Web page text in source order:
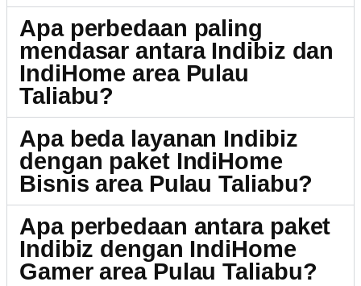
Apa perbedaan paling
mendasar antara Indibiz dan
IndiHome area Pulau
Taliabu?
Apa beda layanan Indibiz
dengan paket IndiHome
Bisnis area Pulau Taliabu?
Apa perbedaan antara paket
Indibiz dengan IndiHome
Gamer area Pulau Taliabu?